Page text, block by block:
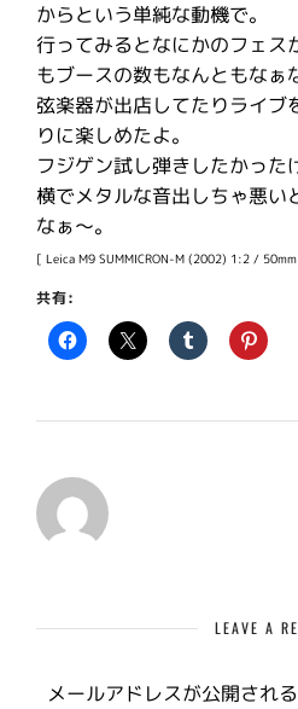
からという単純な動機で。
行ってみるとなにかのフェス
もブースの数もなんともなぁ
弦楽器が出店してたりライブ
りに楽しめたよ。
フジゲン試し弾きしたかった
横でメタルな音出しちゃ悪い
なぁ〜。
[ Leica M9 SUMMICRON-M (2002) 1:2 /
共有:
LEAVE A
メールアドレスが公開され